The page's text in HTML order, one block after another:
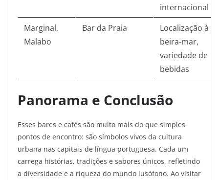
internacional
Marginal,
Malabo
Bar da Praia
Localização à
beira-mar,
variedade de
bebidas
Panorama e Conclusão
Esses bares e cafés são muito mais do que simples
pontos de encontro: são símbolos vivos da cultura
urbana nas capitais de língua portuguesa. Cada um
carrega histórias, tradições e sabores únicos, refletindo
a diversidade e a riqueza do mundo lusófono. Ao visitar